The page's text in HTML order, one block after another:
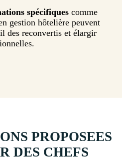
spécifiques comme
gestion hôtelière peuvent
des reconvertis et élargir
PROPOSEES
DES CHEFS